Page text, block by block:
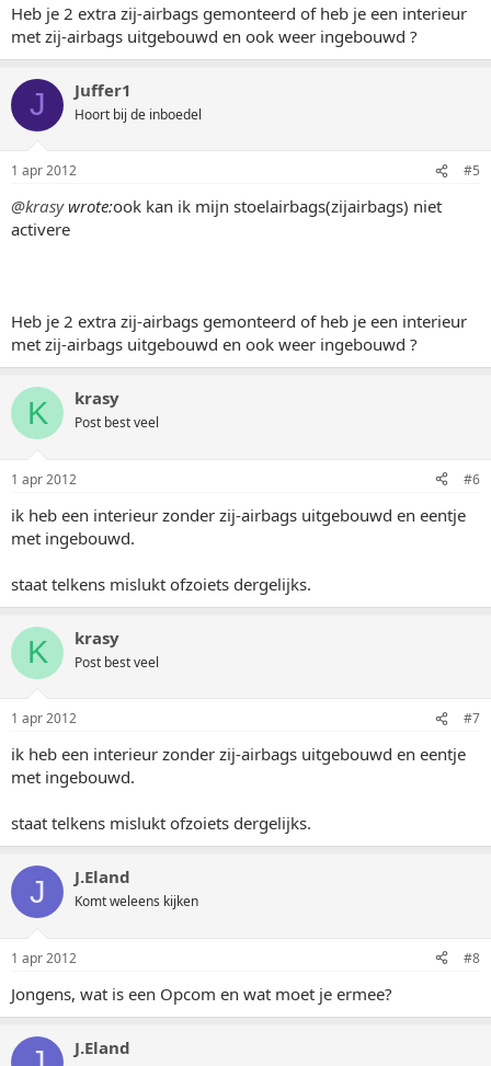
Heb je 2 extra zij-airbags gemonteerd of heb je een interieur
met zij-airbags uitgebouwd en ook weer ingebouwd ?
J Juffer1
Hoort bij de inboedel
1 apr 2012 #5
@krasywrote:ook kan ik mijn stoelairbags(zijairbags) niet
activere
Heb je 2 extra zij-airbags gemonteerd of heb je een interieur
met zij-airbags uitgebouwd en ook weer ingebouwd ?
K krasy
Post best veel
1 apr 2012 #6
ik heb een interieur zonder zij-airbags uitgebouwd en eentje
met ingebouwd.
staat telkens mislukt ofzoiets dergelijks.
K krasy
Post best veel
1 apr 2012 #7
ik heb een interieur zonder zij-airbags uitgebouwd en eentje
met ingebouwd.
staat telkens mislukt ofzoiets dergelijks.
J J.Eland
Komt weleens kijken
1 apr 2012 #8
Jongens, wat is een Opcom en wat moet je ermee?
J.Eland